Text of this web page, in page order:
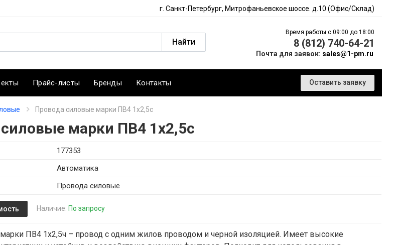
г. Санкт-Петербург, Митрофаньевское шоссе. д.10 (Офис/Склад)
Найти
Время работы с 09:00 до 18:00
8 (812) 740-64-21
Почта для заявок: sales@1-pm.ru
Прайс-листы Бренды Контакты Оставить заявку
Провода силовые марки ПВ4 1х2,5с
марки ПВ4 1х2,5с
177353
Автоматика
Провода силовые
Наличие: По запросу
ПВ4 1х2,5ч – провод с одним жилов проводом и черной изоляцией. Имеет высокие